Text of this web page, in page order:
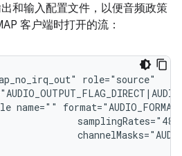
和输入配置文件，以便音频政策
客户端时打开的流：
role="source"
name=""